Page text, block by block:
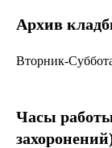
Архив
Вторник-
Часы